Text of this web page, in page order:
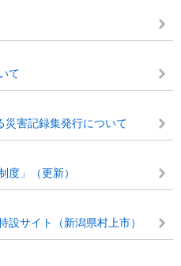
て
災害記録集発行について
度」（更新）
サイト（新潟県村上市）